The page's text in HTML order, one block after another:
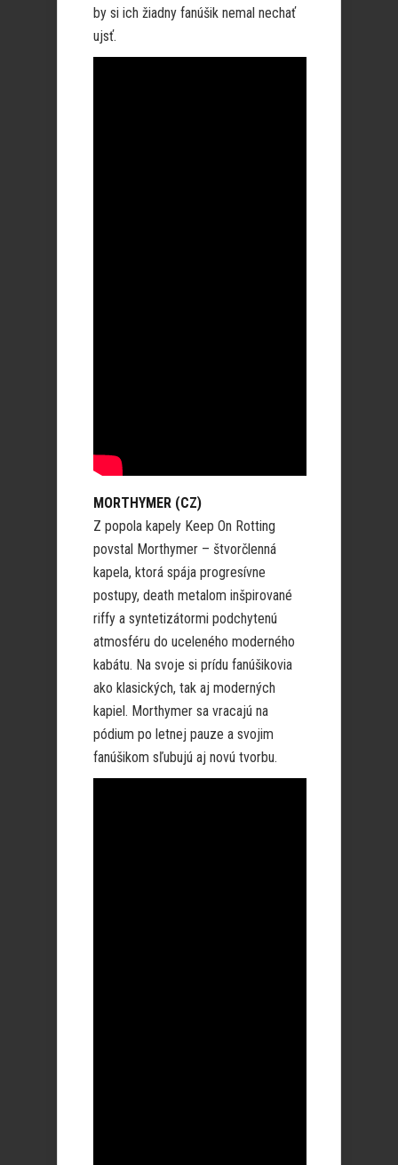
by si ich žiadny fanúšik nemal nechať
ujsť.
MORTHYMER (CZ)
Z popola kapely Keep On Rotting
povstal Morthymer – štvorčlenná
kapela, ktorá spája progresívne
postupy, death metalom inšpirované
riffy a syntetizátormi podchytenú
atmosféru do uceleného moderného
kabátu. Na svoje si prídu fanúšikovia
ako klasických, tak aj moderných
kapiel. Morthymer sa vracajú na
pódium po letnej pauze a svojim
fanúšikom sľubujú aj novú tvorbu.